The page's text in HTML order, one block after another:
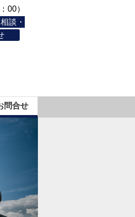
00）
談・
問合せ